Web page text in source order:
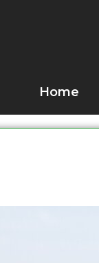
Home